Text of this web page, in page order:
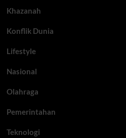
Khazanah
Konflik Dunia
Lifestyle
Nasional
Olahraga
Pemerintahan
Teknologi